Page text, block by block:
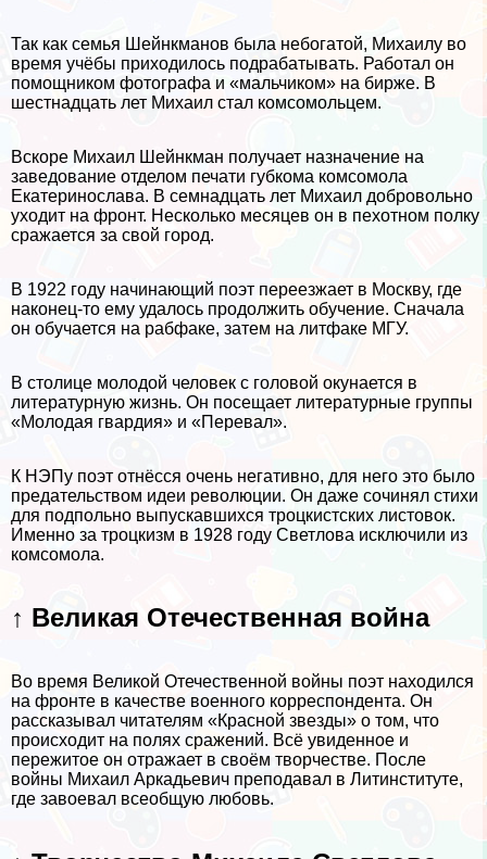
Так как семья Шейнкманов была небогатой, Михаилу во
время учёбы приходилось подpaбатывать. Работал он
помощником фотографа и «мальчиком» на бирже. В
шестнадцать лет Михаил стал комсомольцем.
Вскоре Михаил Шейнкман получает назначение на
заведование отделом печати губкома комсомола
Екатеринослава. В семнадцать лет Михаил добровольно
уходит на фронт. Несколько месяцев он в пехотном полку
сражается за свой город.
В 1922 году начинающий поэт переезжает в Москву, где
наконец-то ему удалось продолжить обучение. Сначала
он обучается на рабфаке, затем на литфаке МГУ.
В столице молодой человек с головой окунается в
литературную жизнь. Он посещает литературные группы
«Молодая гвардия» и «Перевал».
К НЭПу поэт отнёсся очень негативно, для него это было
предательством идеи революции. Он даже сочинял стихи
для подпольно выпускавшихся троцкистских листовок.
Именно за троцкизм в 1928 году Светлова исключили из
комсомола.
↑ Великая Отечественная война
Во время Великой Отечественной войны поэт находился
на фронте в качестве военного корреспондента. Он
рассказывал читателям «Красной звезды» о том, что
происходит на полях сражений. Всё увиденное и
пережитое он отражает в своём творчестве. После
войны Михаил Аркадьевич преподавал в Литинституте,
где завоевал всеобщую любовь.